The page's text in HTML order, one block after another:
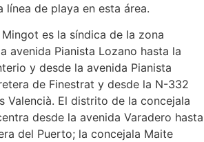
línea de playa en esta área.
es la síndica de la zona
avenida Pianista Lozano hasta la
y desde la avenida Pianista
de Finestrat y desde la N-332
Valencià. El distrito de la concejala
desde la avenida Varadero hasta
del Puerto; la concejala Maite